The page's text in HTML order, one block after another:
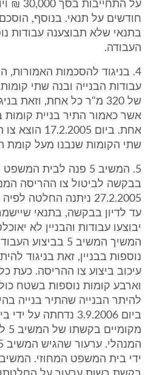
חודשים על תנאי. בנוסף,
בתנאי שלא תבוצענה עבודות
העבודה.
עבודות הבנייה ובנה שתי
של 320 מ"ר כל אחת, וזאת
אחת. ביום
שתי הקומות שנבנו מעל קומת
5. המשיב 5 פנה לבית
בבקשה לביטול צו ההריסה
27.2.2005 ניתנה החלטה
עד לדיון בבקשה, בתנאי
יבוצעו עבודות והבניין לא
המשיך המשיב 5
נוספות בבניין, זאת בניגוד
עיכוב ביצוע צו ההריסה. כעת
ביום 3.9.2006 נדחתה